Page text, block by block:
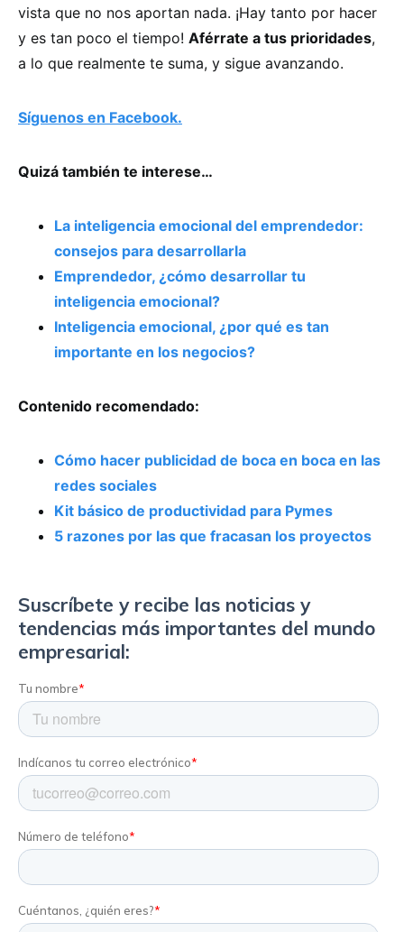
vista que no nos aportan nada. ¡Hay tanto por hacer
y es tan poco el tiempo! Aférrate a tus prioridades,
a lo que realmente te suma, y sigue avanzando.
Síguenos en Facebook.
Quizá también te interese…
La inteligencia emocional del emprendedor:
consejos para desarrollarla
Emprendedor, ¿cómo desarrollar tu
inteligencia emocional?
Inteligencia emocional, ¿por qué es tan
importante en los negocios?
Contenido recomendado:
Cómo hacer publicidad de boca en boca en las
redes sociales
Kit básico de productividad para Pymes
5 razones por las que fracasan los proyectos